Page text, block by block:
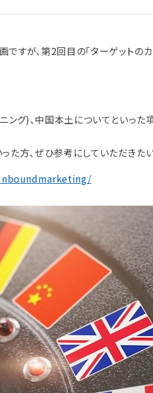
すが、第2回目の「ターゲットの
ング)、中国本土についてといっ
った方、ぜひ参考にしていただき